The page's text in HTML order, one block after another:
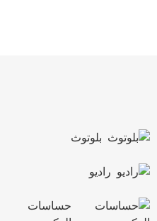
بلوتوث
راديو
حساسات